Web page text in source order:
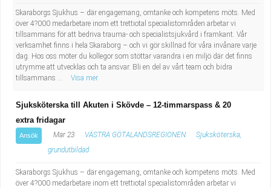
Skaraborgs Sjukhus – där engagemang, omtanke och kompetens möts. Med
över 4?000 medarbetare inom ett trettiotal specialistområden arbetar vi
tillsammans för att bedriva trauma- och specialistsjukvård i framkant. Vår
verksamhet finns i hela Skaraborg – och vi gör skillnad för våra invånare varje
dag. Hos oss möter du kollegor som stöttar varandra i en miljö där det finns
utrymme att utvecklas och ta ansvar. Bli en del av vårt team och bidra
tillsammans ...
Visa mer
Sjuksköterska till Akuten i Skövde – 12-timmarspass & 20
extra fridagar
Ansök Mar 23 VÄSTRA GÖTALANDSREGIONEN
Sjuksköterska,
grundutbildad
Skaraborgs Sjukhus – där engagemang, omtanke och kompetens möts. Med
över 4?000 medarbetare inom ett trettiotal specialistområden arbetar vi